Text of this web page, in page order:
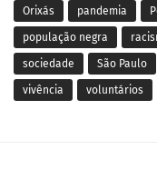
Orixás pandemia
população negra
sociedade São Paulo
vivência voluntários